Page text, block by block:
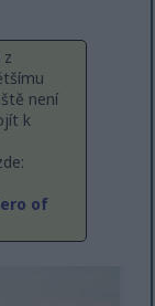
není
k
of